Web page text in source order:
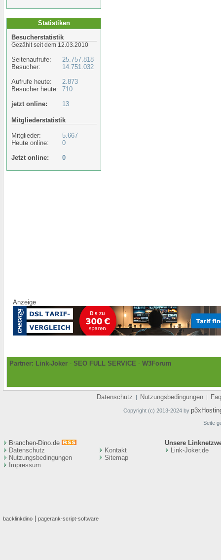
Statistiken
Besucherstatistik
Gezählt seit dem 12.03.2010
Seitenaufrufe:
Besucher:
Aufrufe heute:
Besucher heute:
jetzt online:
25.757.818
14.751.032
2.873
710
13
Mitgliederstatistik
Mitglieder:
Heute online:
5.667
0
Jetzt online:
0
Anzeige
Partner: Link-Joker - SEO FULL SERVICE - W3Forum
Datenschutz | Nutzungsbedingungen | Faq
Copyright (c) 2013-2024 by
Seite
Branchen-Dino.de
Unsere
Datenschutz
Nutzungsbedingungen
Impressum
Kontakt
Sitemap
Link-Joker.de
backlinkdino pagerank-script-software